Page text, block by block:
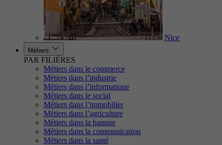
Nice
Métiers
PAR FILIÈRES
Métiers dans le commerce
Métiers dans l’industrie
Métiers dans l’informatique
Métiers dans le social
Métiers dans l’immobilier
Métiers dans l’agriculture
Métiers dans la banque
Métiers dans la communication
Métiers dans la santé